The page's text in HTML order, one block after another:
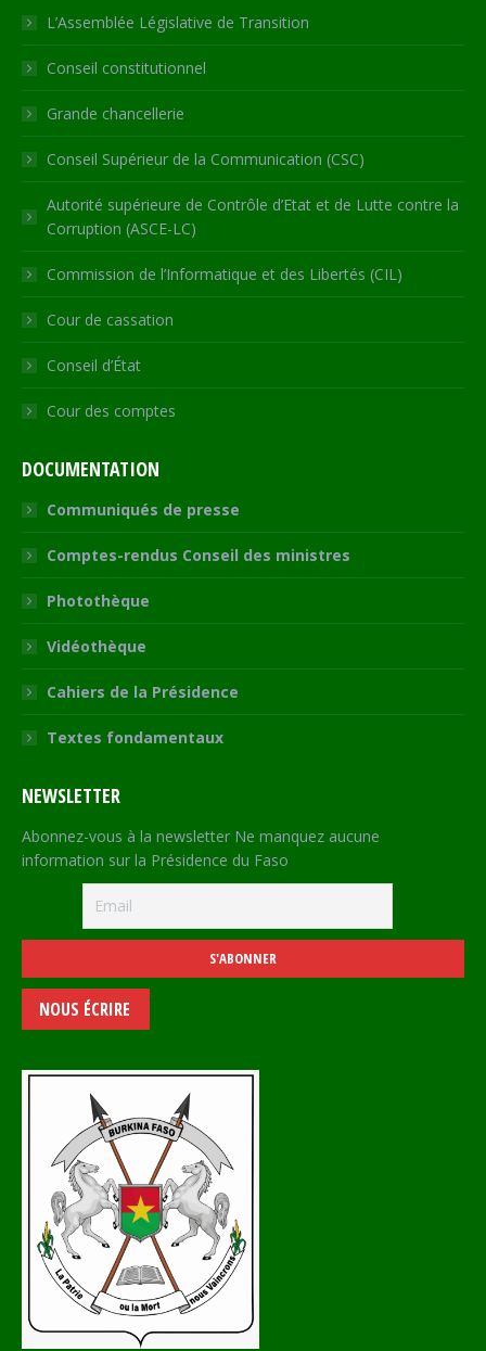
in
new
window
in
new
window
in
new
window
in
new
window
opens
in
new
L’Assemblée Législative de Transition
Conseil constitutionnel
Grande chancellerie
Conseil Supérieur de la Communication (CSC)
Autorité supérieure de Contrôle d’Etat et de Lutte contre la
Corruption (ASCE-LC)
Commission de l’Informatique et des Libertés (CIL)
Cour de cassation
Conseil d’État
Cour des comptes
DOCUMENTATION
Communiqués de presse
Comptes-rendus Conseil des ministres
Photothèque
Vidéothèque
Cahiers de la Présidence
Textes fondamentaux
NEWSLETTER
Abonnez-vous à la newsletter Ne manquez aucune
information sur la Présidence du Faso
NOUS ÉCRIRE